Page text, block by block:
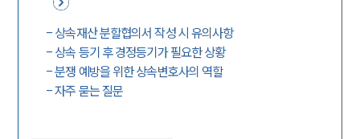
- 상속재산 분할협의서 작성 시 유의사항
- 상속 등기 후 경정등기가 필요한 상황
-분쟁 예방을 위한 상속변호사의 역할
-자주 묻는 질문